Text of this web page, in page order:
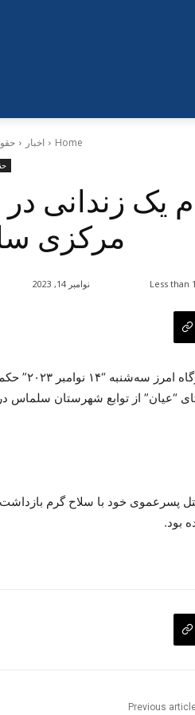
Home اخبار
یک زندانی در
مرکزی
نوامبر 14, 2023 Less than 1
بنا به گزارش‌های رسیده به
“عیان” از توابع شهرستان سلماس
قتل پسرعموی خود با سلاح گرم
بود.
Previous